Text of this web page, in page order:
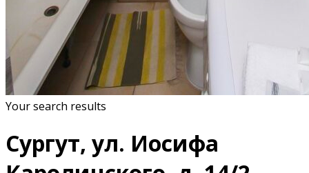
Your search results
Сургут, ул. Иосифа